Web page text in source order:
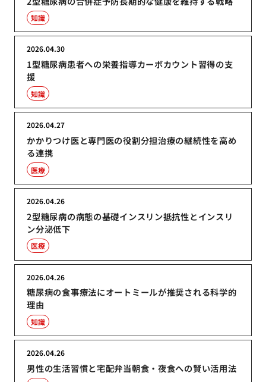
知識
1型糖尿病患者への栄養指導カーボカウント習得の支
援
2026.04.30
知識
かかりつけ医と専門医の役割分担治療の継続性を高め
る連携
2026.04.27
医療
2型糖尿病の病態の基礎インスリン抵抗性とインスリ
ン分泌低下
2026.04.26
医療
糖尿病の食事療法にオートミールが推奨される科学的
理由
2026.04.26
知識
男性の生活習慣と宅配弁当朝食・夜食への賢い活用法
2026.04.26